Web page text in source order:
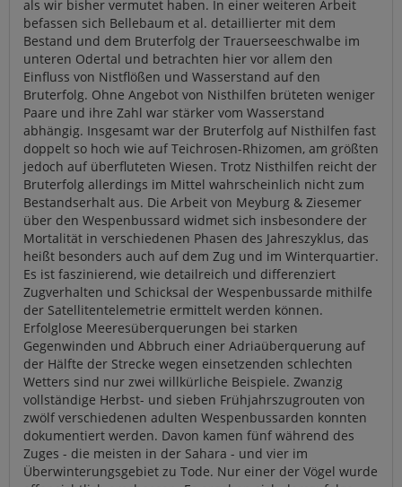
als wir bisher vermutet haben. In einer weiteren Arbeit
befassen sich Bellebaum et al. detaillierter mit dem
Bestand und dem Bruterfolg der Trauerseeschwalbe im
unteren Odertal und betrachten hier vor allem den
Einfluss von Nistflößen und Wasserstand auf den
Bruterfolg. Ohne Angebot von Nisthilfen brüteten weniger
Paare und ihre Zahl war stärker vom Wasserstand
abhängig. Insgesamt war der Bruterfolg auf Nisthilfen fast
doppelt so hoch wie auf Teichrosen-Rhizomen, am größten
jedoch auf überfluteten Wiesen. Trotz Nisthilfen reicht der
Bruterfolg allerdings im Mittel wahrscheinlich nicht zum
Bestandserhalt aus. Die Arbeit von Meyburg & Ziesemer
über den Wespenbussard widmet sich insbesondere der
Mortalität in verschiedenen Phasen des Jahreszyklus, das
heißt besonders auch auf dem Zug und im Winterquartier.
Es ist faszinierend, wie detailreich und differenziert
Zugverhalten und Schicksal der Wespenbussarde mithilfe
der Satellitentelemetrie ermittelt werden können.
Erfolglose Meeresüberquerungen bei starken
Gegenwinden und Abbruch einer Adriaüberquerung auf
der Hälfte der Strecke wegen einsetzenden schlechten
Wetters sind nur zwei willkürliche Beispiele. Zwanzig
vollständige Herbst- und sieben Frühjahrszugrouten von
zwölf verschiedenen adulten Wespenbussarden konnten
dokumentiert werden. Davon kamen fünf während des
Zuges - die meisten in der Sahara - und vier im
Überwinterungsgebiet zu Tode. Nur einer der Vögel wurde